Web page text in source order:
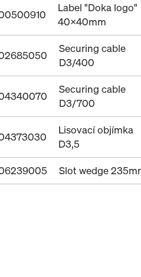
Label "Doka logo"
40x40mm
Securing cable
D3/400
Securing cable
D3/700
Lisovací objímka
D3,5
Slot wedge